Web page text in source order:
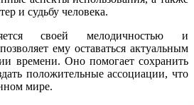
и судьбу человека.
своей мелодичностью и
ему оставаться актуальным
времени. Оно помогает сохранить
положительные ассоциации, что
мире.